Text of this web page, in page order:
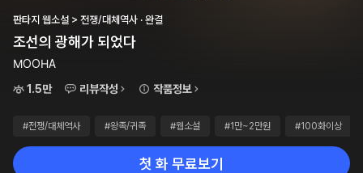
판타지 웹소설 > 전쟁/대체역사 · 완결
조선의 광해가 되었다
MOOHA
1.5만
리뷰작성 작품정보
#전쟁/대체역사 #왕족/귀족 #웹소설 #1만~2만원 #100화이상
첫 화 무료보기